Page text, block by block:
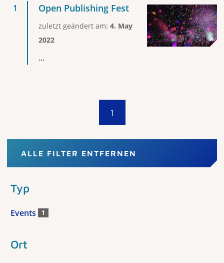
Open Publishing Fest
zuletzt geändert am: 4. May
2022
...
1
ALLE FILTER ENTFERNEN
Typ
Events 1
Ort